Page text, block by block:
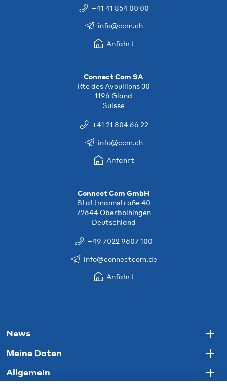
+41 41 854 00 00
info@ccm.ch
Anfahrt
Connect Com SA
Rte des Avouillons 30
1196 Gland
Suisse
+41 21 804 66 22
info@ccm.ch
Anfahrt
Connect Com GmbH
Stattmannstraße 40
72644 Oberboihingen
Deutschland
+49 7022 9607 100
info@connectcom.de
Anfahrt
News
Meine Daten
Allgemein